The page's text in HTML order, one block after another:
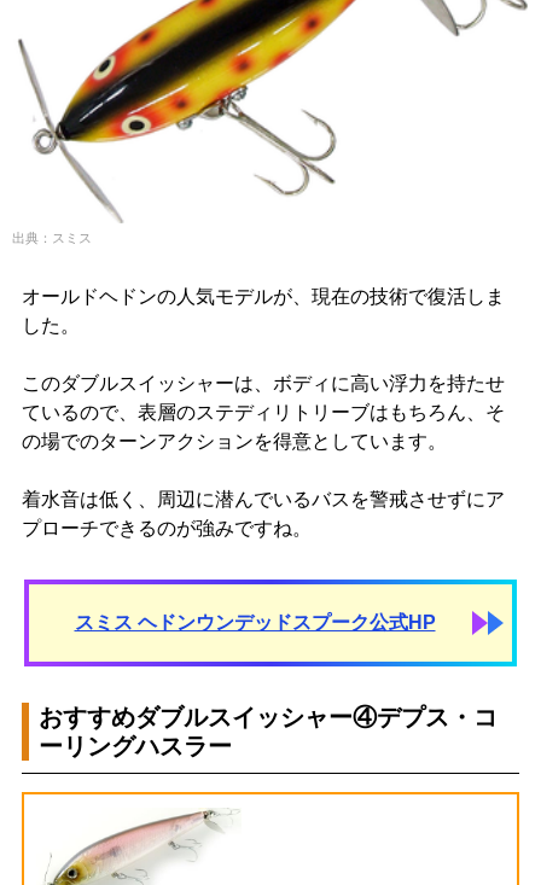
出典：スミス
オールドヘドンの人気モデルが、現在の技術で復活しま
した。
このダブルスイッシャーは、ボディに高い浮力を持たせ
ているので、表層のステディリトリーブはもちろん、そ
の場でのターンアクションを得意としています。
着水音は低く、周辺に潜んでいるバスを警戒させずにア
プローチできるのが強みですね。
スミス ヘドンウンデッドスプーク公式HP
おすすめダブルスイッシャー④デプス・コ
ーリングハスラー